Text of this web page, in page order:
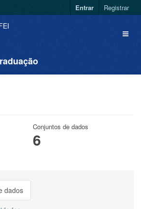
Entrar Registrar
Conjuntos de dados
6
dados